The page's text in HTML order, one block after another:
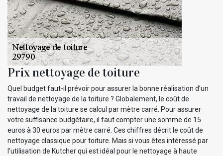
Prix nettoyage de toiture
Quel budget faut-il prévoir pour assurer la bonne réalisation d’un
travail de nettoyage de la toiture ? Globalement, le coût de
nettoyage de la toiture se calcul par mètre carré. Pour assurer
votre suffisance budgétaire, il faut compter une somme de 15
euros à 30 euros par mètre carré. Ces chiffres décrit le coût de
nettoyage classique pour toiture. Mais si vous êtes intéressé par
l’utilisation de Kutcher qui est idéal pour le nettoyage à haute